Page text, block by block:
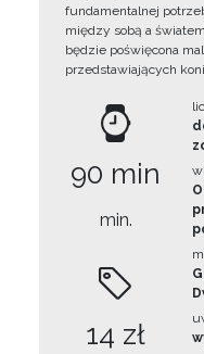
fundamentalnej
między sobą a
będzie poświęcona
przedstawiających
90 min
min.
14 zł